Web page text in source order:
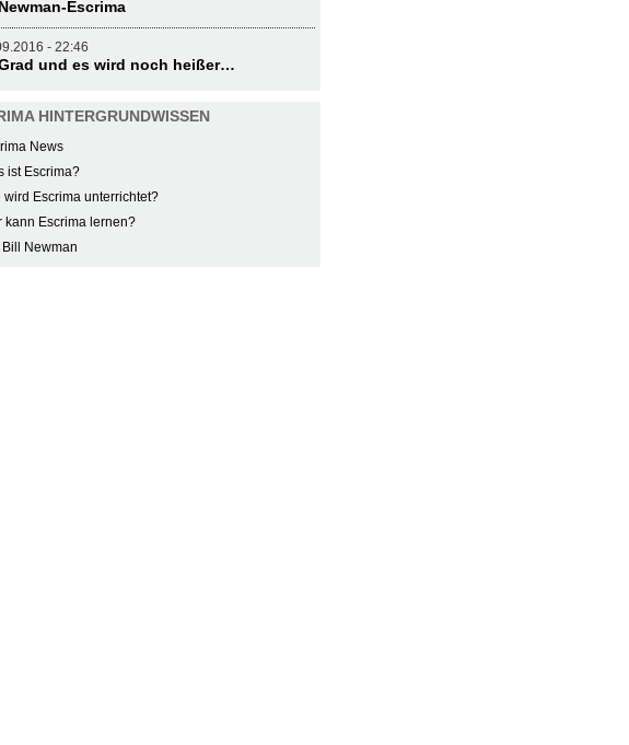
Escrima
- 22:46
und es wird noch heißer…
HINTERGRUNDWISSEN
News
ist Escrima?
wird Escrima unterrichtet?
kann Escrima lernen?
Bill Newman